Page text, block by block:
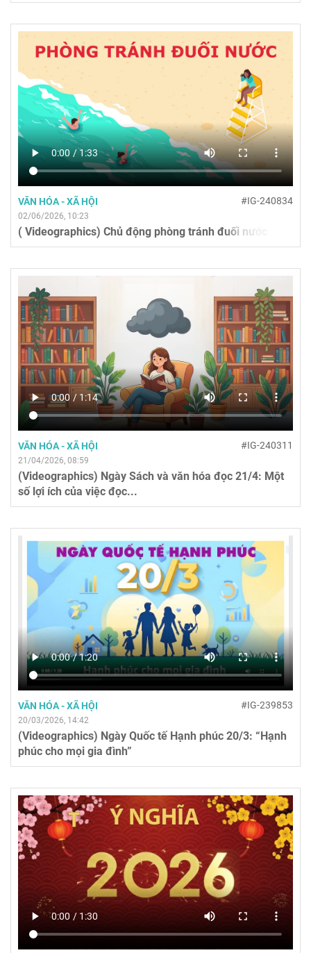
VĂN HÓA - XÃ HỘI #IG-240834
02/06/2026, 10:23
( Videographics) Chủ động phòng tránh đuối nước
VĂN HÓA - XÃ HỘI #IG-240311
21/04/2026, 08:59
(Videographics) Ngày Sách và văn hóa đọc 21/4: Một
số lợi ích của việc đọc...
VĂN HÓA - XÃ HỘI #IG-239853
20/03/2026, 14:42
(Videographics) Ngày Quốc tế Hạnh phúc 20/3: “Hạnh
phúc cho mọi gia đình”